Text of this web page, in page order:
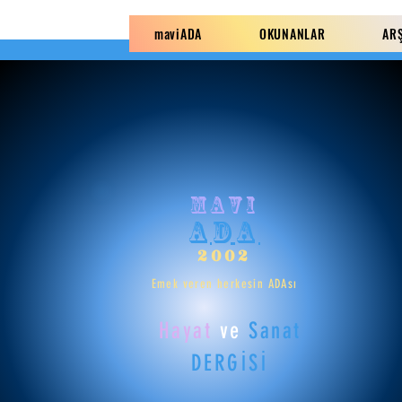
maviADA OKUNANLAR
mavi
ADA
2002
Hayat ve Sanat
DERGİSİ
Emek veren herkesin ADAsı